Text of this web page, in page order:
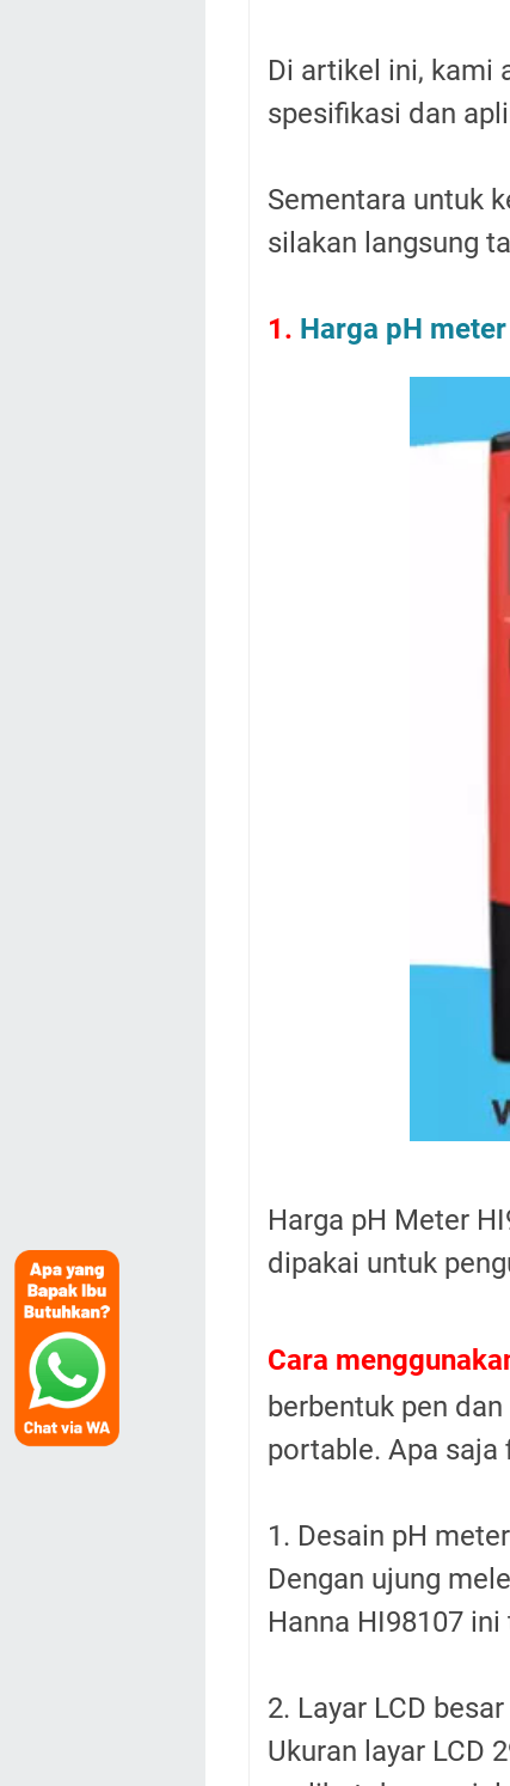
Di artikel ini, kami
spesifikasi dan
Sementara untuk
silakan langsung
1. Harga pH
Harga pH Meter
dipakai untuk p
Cara
berbentuk pen
portable. Apa saja
1. Desain pH
Dengan ujung
Hanna HI98107
2. Layar LCD besar
Ukuran layar LCD